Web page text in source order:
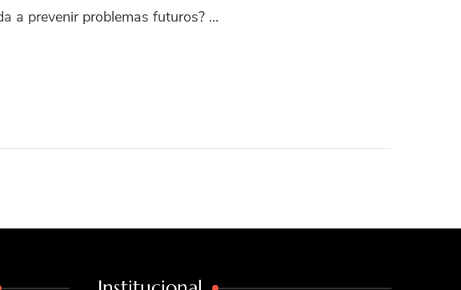
a prevenir problemas futuros? …